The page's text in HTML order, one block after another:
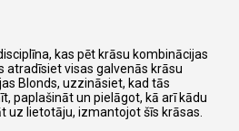
kas pēt krāsu kombinācijas
atradīsiet visas galvenās krāsu
Blonds, uzzināsiet, kad tās
paplašināt un pielāgot, kā arī kādu
uz lietotāju, izmantojot šīs krāsas.